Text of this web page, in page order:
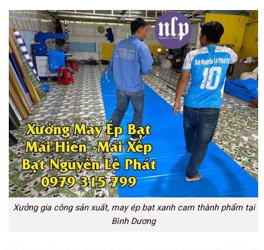
Xưởng gia công sản xuất, may ép bạt xanh cam thành phẩm tại
Bình Dương